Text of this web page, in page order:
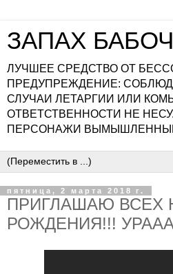
ЗАПАХ
ЛУЧШЕЕ СРЕДСТВО ОТ
ПРЕДУПРЕЖДЕНИЕ:
СЛУЧАИ ЛЕТАРГИИ ИЛИ
ОТВЕТСТВЕННОСТИ НЕ
ПЕРСОНАЖИ
пятница, 2 марта 2018 г.
ПРИГЛАШАЮ ВСЕХ
РОЖДЕНИЯ!!!